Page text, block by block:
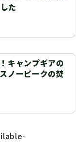
た
キャンプギアの
ノーピークの焚